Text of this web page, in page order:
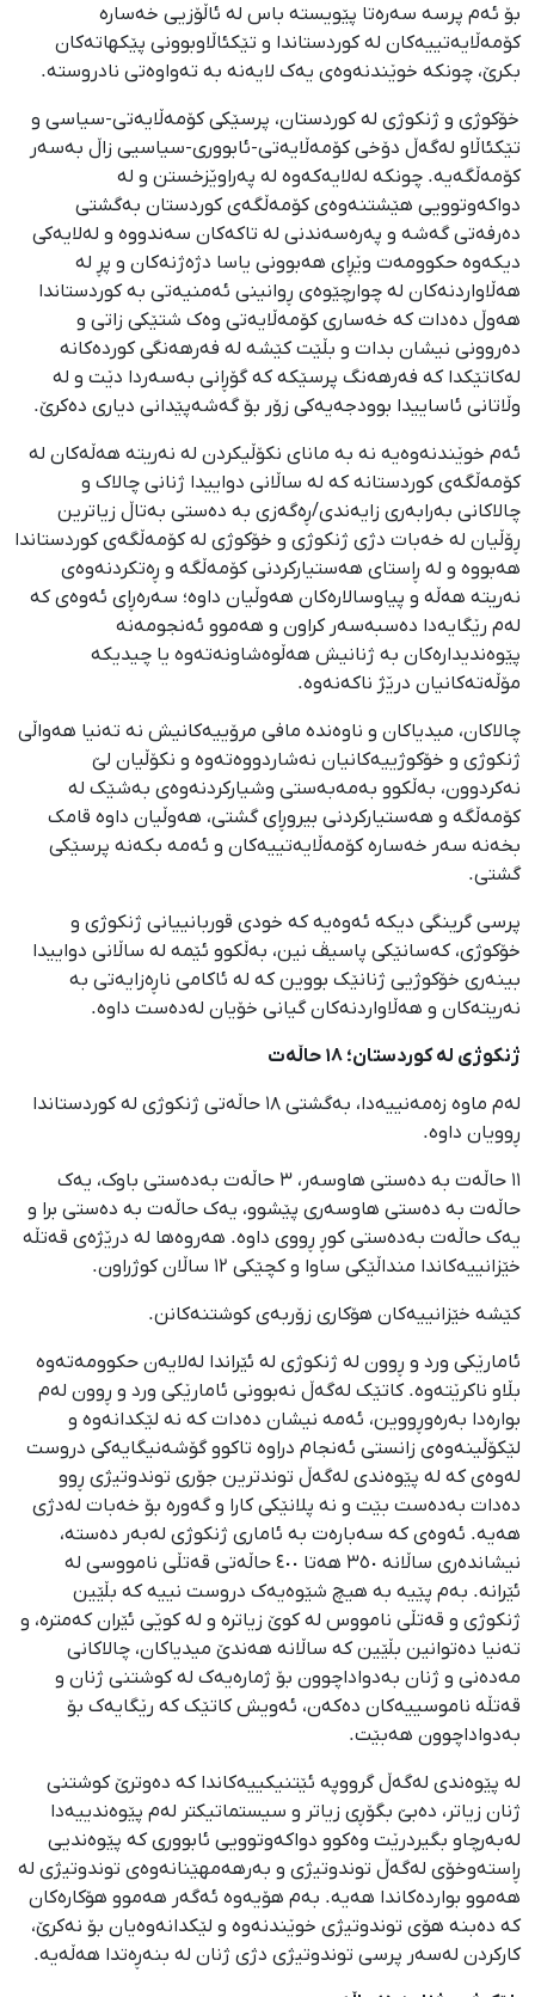
بۆ ئەم پرسە سەرەتا پێویستە باس لە ئاڵۆزیی خەسارە
کۆمەڵایەتییەکان لە کوردستاندا و تێکئاڵاوبوونی پێکهاتەکان
بکرێ، چونکە خوێندنەوەی یەک لایەنە بە تەواوەتی نادروستە.
خۆکوژی و ژنکوژی لە کوردستان، پرسێکی کۆمەڵایەتی-سیاسی و
تێکئاڵاو لەگەڵ دۆخی کۆمەڵایەتی-ئابووری-سیاسیی زاڵ بەسەر
کۆمەڵگەیە. چونکە لەلایەکەوە لە پەراوێزخستن و لە
دواکەوتوویی هێشتنەوەی کۆمەڵگەی کوردستان بەگشتی
دەرفەتی گەشە و پەرەسەندنی لە تاکەکان سەندووە و لەلایەکی
دیکەوە حکوومەت وێڕای هەبوونی یاسا دژەژنەکان و پڕ لە
هەڵاواردنەکان لە چوارچێوەی ڕوانینی ئەمنیەتی بە کوردستاندا
هەوڵ دەدات کە خەساری کۆمەڵایەتی وەک شتێکی زاتی و
دەروونی نیشان بدات و بڵێت کێشە لە فەرهەنگی کوردەکانە
لەکاتێکدا کە فەرهەنگ پرسێکە کە گۆڕانی بەسەردا دێت و لە
وڵاتانی ئاساییدا بوودجەیەکی زۆر بۆ گەشەپێدانی دیاری دەکرێ.
ئەم خوێندنەوەیە نە بە مانای نکۆڵیکردن لە نەریتە هەڵەکان لە
کۆمەڵگەی کوردستانە کە لە ساڵانی دواییدا ژنانی چالاک و
چالاکانی بەرابەری زایەندی/ڕەگەزی بە دەستی بەتاڵ زیاترین
ڕۆڵیان لە خەبات دژی ژنکوژی و خۆکوژی لە کۆمەڵگەی کوردستاندا
هەبووە و لە ڕاستای هەستیارکردنی کۆمەڵگە و ڕەتکردنەوەی
نەریتە هەڵە و پیاوسالارەکان هەوڵیان داوە؛ سەرەڕای ئەوەی کە
لەم رێگایەدا دەسبەسەر کراون و هەموو ئەنجومەنە
پێوەندیدارەکان بە ژنانیش هەڵوەشاونەتەوە یا چیدیکە
مۆڵەتەکانیان درێژ ناکەنەوە.
چالاکان، میدیاکان و ناوەندە مافی مرۆییەکانیش نە تەنیا هەواڵی
ژنکوژی و خۆکوژییەکانیان نەشاردووەتەوە و نکۆڵیان لێ
نەکردوون، بەڵکوو بەمەبەستی وشیارکردنەوەی بەشێک لە
کۆمەڵگە و هەستیارکردنی بیروڕای گشتی، هەوڵیان داوە قامک
بخەنە سەر خەسارە کۆمەڵایەتییەکان و ئەمە بکەنە پرسێکی
گشتی.
پرسی گرینگی دیکە ئەوەیە کە خودی قوربانییانی ژنکوژی و
خۆکوژی، کەسانێکی پاسیڤ نین، بەڵکوو ئێمە لە ساڵانی دواییدا
بینەری خۆکوژیی ژنانێک بووین کە لە ئاکامی ناڕەزایەتی بە
نەریتەکان و هەڵاواردنەکان گیانی خۆیان لەدەست داوە.
ژنکوژی لە کوردستان؛ ١٨ حاڵەت
لەم ماوە زەمەنییەدا، بەگشتی ١٨ حاڵەتی ژنکوژی لە کوردستاندا
ڕوویان داوە.
١١ حاڵەت بە دەستی هاوسەر، ٣ حاڵەت بەدەستی باوک، یەک
حاڵەت بە دەستی هاوسەری پێشوو، یەک حاڵەت بە دەستی برا و
یەک حاڵەت بەدەستی کوڕ ڕووی داوە. هەروەها لە درێژەی قەتڵە
خێزانییەکاندا منداڵێکی ساوا و کچێکی ١٢ ساڵان کوژراون.
کێشە خێزانییەکان هۆکاری زۆربەی کوشتنەکانن.
ئامارێکی ورد و ڕوون لە ژنکوژی لە ئێراندا لەلایەن حکوومەتەوە
بڵاو ناکرێتەوە. کاتێک لەگەڵ نەبوونی ئامارێکی ورد و ڕوون لەم
بوارەدا بەرەوڕووین، ئەمە نیشان دەدات کە نە لێکدانەوە و
لێکۆڵینەوەی زانستی ئەنجام دراوە تاکوو گۆشەنیگایەکی دروست
لەوەی کە لە پێوەندی لەگەڵ توندترین جۆری توندوتیژی ڕوو
دەدات بەدەست بێت و نە پلانێکی کارا و گەورە بۆ خەبات لەدژی
هەیە. ئەوەی کە سەبارەت بە ئاماری ژنکوژی لەبەر دەستە،
نیشاندەری ساڵانە ٣٥٠ هەتا ٤٠٠ حاڵەتی قەتڵی نامووسی لە
ئێرانە. بەم پێیە بە هیچ شێوەیەک دروست نییە کە بڵێین
ژنکوژی و قەتڵی نامووس لە کوێ زیاترە و لە کوێی ئێران کەمترە، و
تەنیا دەتوانین بڵێین کە ساڵانە هەندێ میدیاکان، چالاکانی
مەدەنی و ژنان بەدواداچوون بۆ ژمارەیەک لە کوشتنی ژنان و
قەتڵە ناموسییەکان دەکەن، ئەویش کاتێک کە رێگایەک بۆ
بەدواداچوون هەبێت.
لە پێوەندی لەگەڵ گرووپە ئێتنیکییەکاندا کە دەوترێ کوشتنی
ژنان زیاتر، دەبێ بگۆڕی زیاتر و سیستماتیکتر لەم پێوەندییەدا
لەبەرچاو بگیردرێت وەکوو دواکەوتوویی ئابووری کە پێوەندیی
ڕاستەوخۆی لەگەڵ توندوتیژی و بەرهەمهێنانەوەی توندوتیژی لە
هەموو بواردەکاندا هەیە. بەم هۆیەوە ئەگەر هەموو هۆکارەکان
کە دەبنە هۆی توندوتیژی خوێندنەوە و لێکدانەوەیان بۆ نەکرێ،
کارکردن لەسەر پرسی توندوتیژی دژی ژنان لە بنەڕەتدا هەڵەیە.